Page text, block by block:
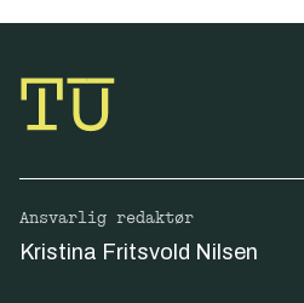
Ansvarlig redaktør
Kristina Fritsvold Nilsen